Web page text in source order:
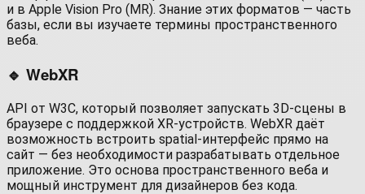
и в Apple Vision Pro (MR). Знание этих форматов — часть
базы, если вы изучаете термины пространственного
веба.
🔹 WebXR
API от W3C, который позволяет запускать 3D-сцены в
браузере с поддержкой XR-устройств. WebXR даёт
возможность встроить spatial-интерфейс прямо на
сайт — без необходимости разрабатывать отдельное
приложение. Это основа пространственного веба и
мощный инструмент для дизайнеров без кода.